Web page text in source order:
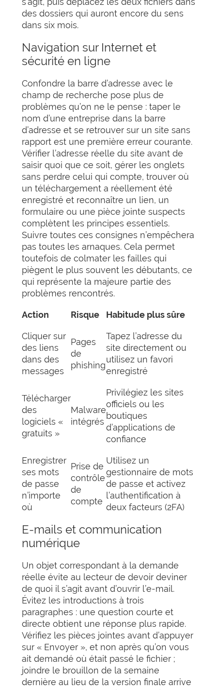
des dossiers qui auront encore du sens
dans six mois.
Navigation sur Internet et
sécurité en ligne
Confondre la barre d’adresse avec le
champ de recherche pose plus de
problèmes qu’on ne le pense : taper le
nom d’une entreprise dans la barre
d’adresse et se retrouver sur un site sans
rapport est une première erreur courante.
Vérifier l’adresse réelle du site avant de
saisir quoi que ce soit, gérer les onglets
sans perdre celui qui compte, trouver où
un téléchargement a réellement été
enregistré et reconnaître un lien, un
formulaire ou une pièce jointe suspects
complètent les principes essentiels.
Suivre toutes ces consignes n’empêchera
pas toutes les arnaques. Cela permet
toutefois de colmater les failles qui
piègent le plus souvent les débutants, ce
qui représente la majeure partie des
problèmes rencontrés.
Action Risque Habitude plus sûre
Cliquer sur
des liens
dans des
messages
Pages
de
phishing
Tapez l’adresse du
site directement ou
utilisez un favori
enregistré
Télécharger
des
logiciels «
gratuits »
Malware
intégrés
Privilégiez les sites
officiels ou les
boutiques
d’applications de
confiance
Enregistrer
ses mots
de passe
n’importe
où
Prise de
contrôle
de
compte
Utilisez un
gestionnaire de mots
de passe et activez
l’authentification à
deux facteurs (2FA)
E-mails et communication
numérique
Un objet correspondant à la demande
réelle évite au lecteur de devoir deviner
de quoi il s’agit avant d’ouvrir l’e-mail.
Évitez les introductions à trois
paragraphes : une question courte et
directe obtient une réponse plus rapide.
Vérifiez les pièces jointes avant d’appuyer
sur « Envoyer », et non après qu’on vous
ait demandé où était passé le fichier ;
joindre le brouillon de la semaine
dernière au lieu de la version finale arrive